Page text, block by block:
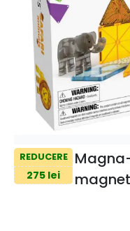
REDUCERE
275 lei